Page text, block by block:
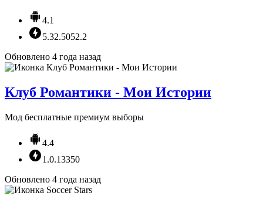
4.1
5.32.5052.2
Обновлено 4 года назад
Клуб Романтики - Мои Истории
Мод бесплатные премиум выборы
4.4
1.0.13350
Обновлено 4 года назад